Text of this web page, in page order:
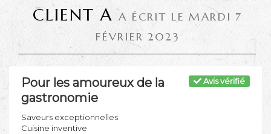
CLIENT A A ÉCRIT LE MARDI 7
FÉVRIER 2023
Avis vérifié
Pour les amoureux de la
gastronomie
Saveurs exceptionnelles
Cuisine inventive